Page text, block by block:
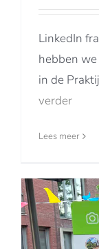
LinkedIn
hebben
in de
verder
Lees meer